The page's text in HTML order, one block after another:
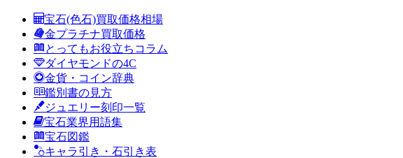
宝石(色石)買取価格相場
金プラチナ買取価格
とってもお役立ちコラム
ダイヤモンドの4C
金貨・コイン辞典
鑑別書の見方
ジュエリー刻印一覧
宝石業界用語集
宝石図鑑
キャラ引き・石引き表